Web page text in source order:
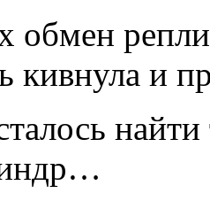
обмен
кивнула и
найти